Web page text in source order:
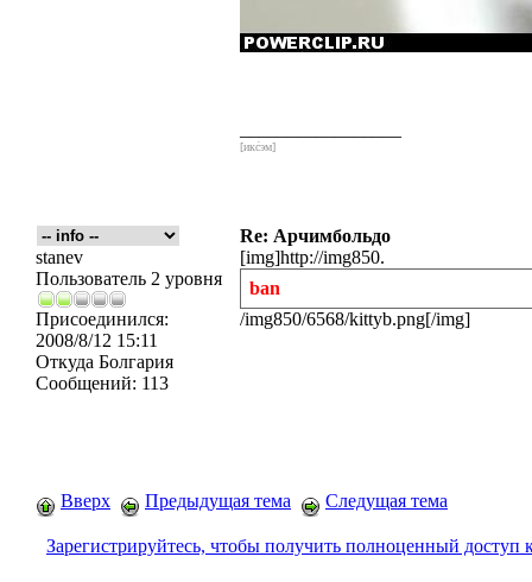
[икс́эм]
Re: Арчимбольдо
stanev
Пользователь 2 уровня
Присоединился:
2008/8/12 15:11
Откуда Болгария
Сообщений: 113
[img]http://img850.
ban
/img850/6568/kittyb.png[/img]
Вверх Предыдущая тема Следущая тема
Зарегистрируйтесь, чтобы получить полноценный доступ